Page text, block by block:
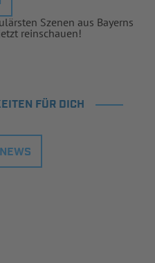
Szenen aus Bayerns
reinschauen!
FÜR DICH